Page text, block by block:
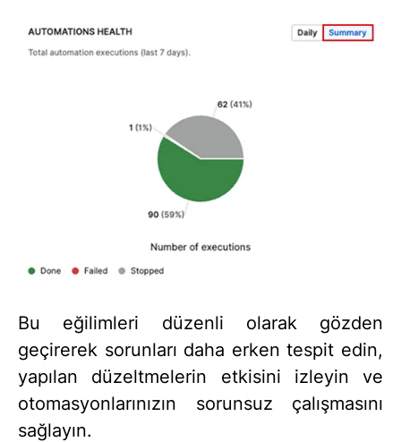
Bu eğilimleri düzenli olarak gözden
geçirerek sorunları daha erken tespit edin,
yapılan düzeltmelerin etkisini izleyin ve
otomasyonlarınızın sorunsuz çalışmasını
sağlayın.